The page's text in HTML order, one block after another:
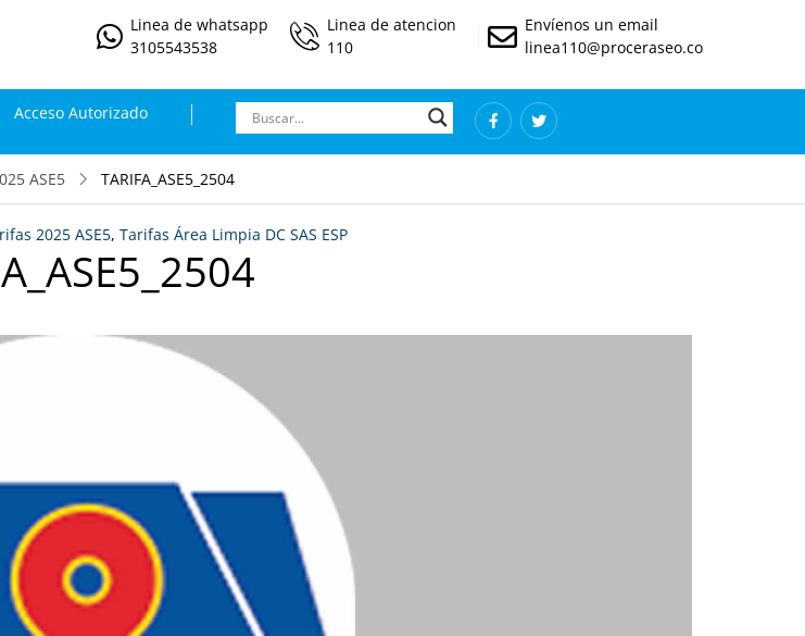
Linea de whatsapp
3105543538
Linea de atencion
110
Envíenos un email
linea110@proceraseo.co
Acceso Autorizado
ASE5 TARIFA_ASE5_2504
2025 ASE5,Tarifas Área Limpia DC SAS ESP